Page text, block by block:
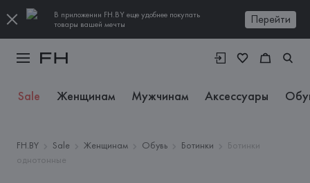
В приложении FH.BY еще удобнее покупать
товары вашей мечты
Перейти
Sale Женщинам Мужчинам Аксессуары
FH.BY Sale Женщинам Обувь Ботинки
Ботинки
однотонные